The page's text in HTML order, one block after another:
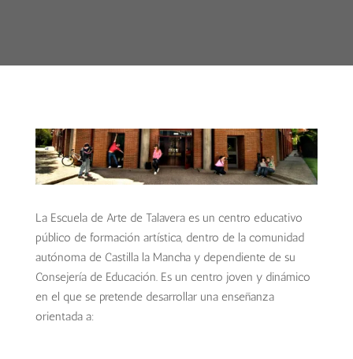
La Escuela de Arte de Talavera es un centro educativo
público de formación artística, dentro de la comunidad
autónoma de Castilla la Mancha y dependiente de su
Consejería de Educación. Es un centro joven y dinámico
en el que se pretende desarrollar una enseñanza
orientada a: